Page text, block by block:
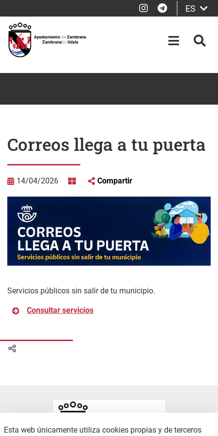
Instagram
Telegram
ES
OPEN-
Correos llega a tu puerta
14/04/2026 Compartir
Servicios públicos sin salir de tu municipio.
Consultar servicios
Esta web únicamente utiliza cookies propias y de terceros